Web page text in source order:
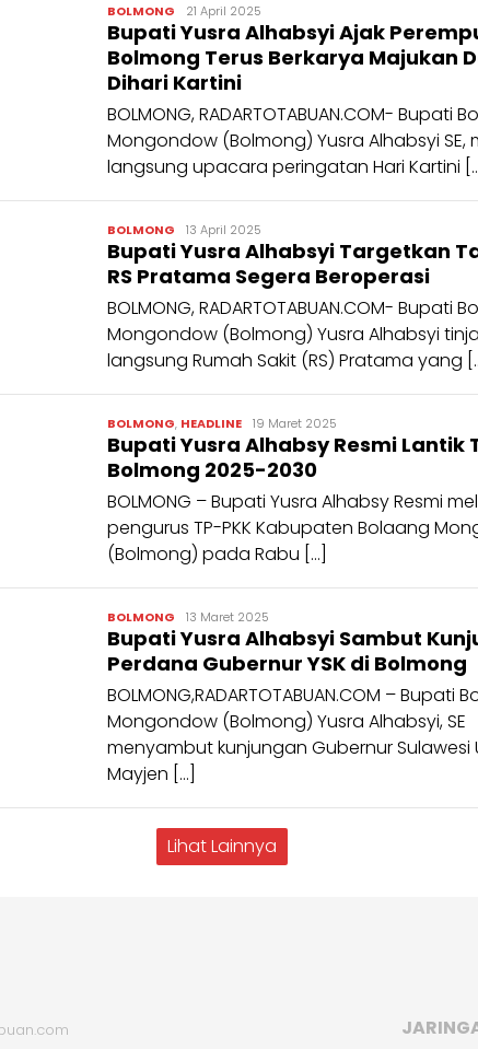
BOLMONG admin
21 April 2025
Bupati Yusra Alhabsyi Ajak
Bolmong Terus Berkarya Majukan
Dihari Kartini
BOLMONG, RADARTOTABUAN.COM- Bupati
Mongondow (Bolmong) Yusra Alhabsyi SE,
langsung upacara peringatan Hari Kartini
BOLMONG admin
13 April 2025
Bupati Yusra Alhabsyi Targetkan
RS Pratama Segera Beroperasi
BOLMONG, RADARTOTABUAN.COM- Bupati
Mongondow (Bolmong) Yusra Alhabsyi
langsung Rumah Sakit (RS) Pratama yang
BOLMONG, HEADLINEadmin
19 Maret 2025
Bupati Yusra Alhabsy Resmi Lantik
Bolmong 2025-2030
BOLMONG – Bupati Yusra Alhabsy Resmi
pengurus TP-PKK Kabupaten Bolaang
(Bolmong) pada Rabu […]
BOLMONG admin
13 Maret 2025
Bupati Yusra Alhabsyi Sambut
Perdana Gubernur YSK di Bolmong
BOLMONG,RADARTOTABUAN.COM – Bupati
Mongondow (Bolmong) Yusra Alhabsyi, SE
menyambut kunjungan Gubernur Sulawesi
Mayjen […]
Lihat Lainnya